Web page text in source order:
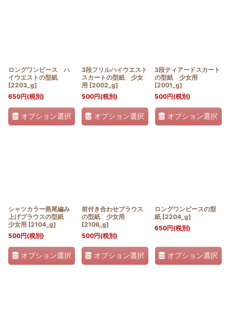
ロングワンピース ハ
イウエストの型紙
[2203_g]
650円(税別)
オプション選択
3段フリルハイウエスト
スカートの型紙 少女
用 [2002_g]
500円(税別)
オプション選択
3段ティアードスカート
の型紙 少女用
[2001_g]
500円(税別)
オプション選択
シャツカラー燕尾編み
上げブラウスの型紙
少女用 [2104_g]
500円(税別)
オプション選択
前付き合わせブラウス
の型紙 少女用
[2106_g]
500円(税別)
オプション選択
ロングワンピースの型
紙 [2204_g]
650円(税別)
オプション選択